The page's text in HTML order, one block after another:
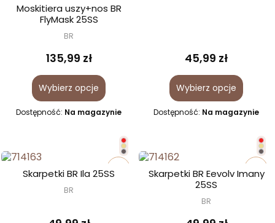
Moskitiera uszy+nos BR
FlyMask 25SS
BR
135,99 zł
Wybierz opcje
Dostępność: Na magazynie
45,99 zł
Wybierz opcje
Dostępność: Na magazynie
favorite_border
Skarpetki BR Ila 25SS
BR
Skarpetki BR Eevolv Imany
25SS
BR